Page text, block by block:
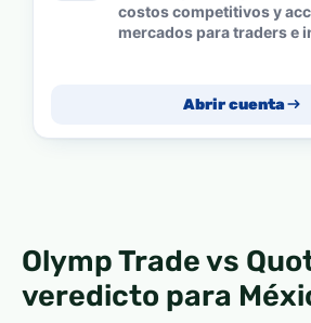
costos competitivos y
mercados para traders e
Abrir cuenta
Olymp Trade vs
veredicto para